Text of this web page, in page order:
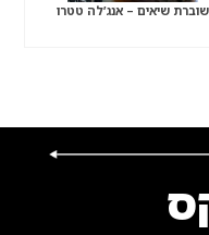
שוברת שיאים – אנג’לה טטרו